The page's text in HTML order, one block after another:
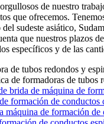
de nuestro
que ofrecemos.
sudeste asiático,
que nuestros plazos
específicos y de las
de tubos redondos y
de formadoras de tubos
brida de máquina de
formación de conductos
máquina de formación de